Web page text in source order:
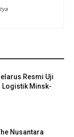
Resmi Uji
Logistik Minsk-
Nusantara